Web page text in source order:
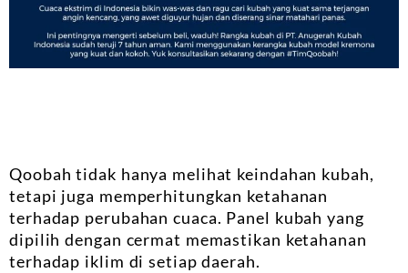
Qoobah tidak hanya melihat keindahan kubah,
tetapi juga memperhitungkan ketahanan
terhadap perubahan cuaca. Panel kubah yang
dipilih dengan cermat memastikan ketahanan
terhadap iklim di setiap daerah.